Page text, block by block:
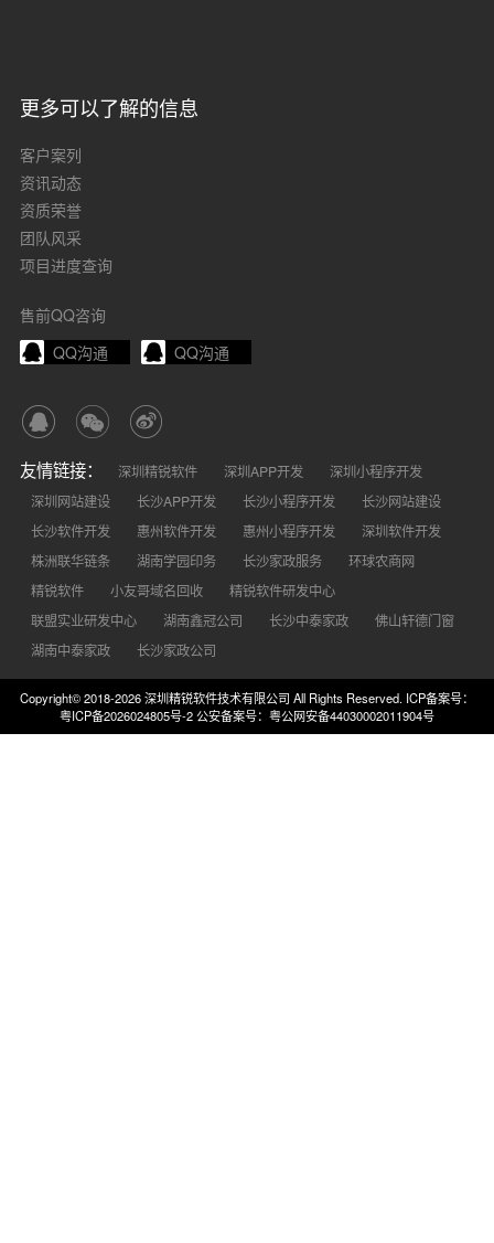
更多可以了解的信息
客户案列
资讯动态
资质荣誉
团队风采
项目进度查询
售前QQ咨询
QQ沟通
QQ沟通
友情链接： 深圳精锐软件 深圳APP开发
深圳小程序开发
深圳网站建设
长沙APP开发 长沙小程序开发
长沙网站建设
长沙软件开发
惠州软件开发 惠州小程序开发
深圳软件开发
株洲联华链条
湖南学园印务 长沙家政服务
环球农商网
精锐软件
小友哥域名回收
精锐软件研发中心
联盟实业研发中心
湖南鑫冠公司 长沙中泰家政
佛山轩德门窗
湖南中泰家政
长沙家政公司
Copyright© 2018-2026 深圳精锐软件技术有限公司 All Rights Reserved. ICP备案号：
粤ICP备2026024805号-2公安备案号：粤公网安备44030002011904号